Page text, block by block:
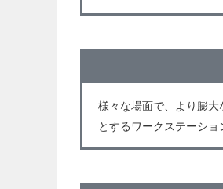
様々な場面で、より膨
とするワークステーシ